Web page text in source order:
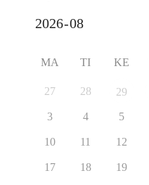
MA TI KE
27 28 29
3 4 5
10 11 12
17 18 19